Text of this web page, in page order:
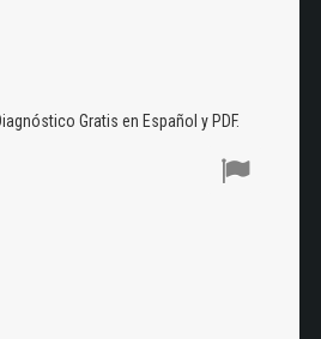
Gratis en Español y PDF.